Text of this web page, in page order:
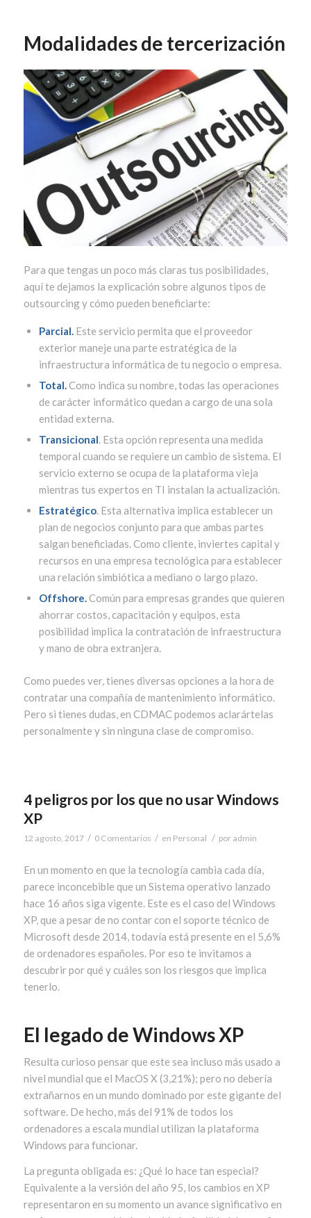
Modalidades de tercerización
Para que tengas un poco más claras tus posibilidades,
aquí te dejamos la explicación sobre algunos tipos de
outsourcing y cómo pueden beneficiarte:
Parcial. Este servicio permita que el proveedor
exterior maneje una parte estratégica de la
infraestructura informática de tu negocio o empresa.
Total.Como indica su nombre, todas las operaciones
de carácter informático quedan a cargo de una sola
entidad externa.
Transicional. Esta opción representa una medida
temporal cuando se requiere un cambio de sistema. El
servicio externo se ocupa de la plataforma vieja
mientras tus expertos en TI instalan la actualización.
Estratégico. Esta alternativa implica establecer un
plan de negocios conjunto para que ambas partes
salgan beneficiadas. Como cliente, inviertes capital y
recursos en una empresa tecnológica para establecer
una relación simbiótica a mediano o largo plazo.
Offshore.Común para empresas grandes que quieren
ahorrar costos, capacitación y equipos, esta
posibilidad implica la contratación de infraestructura
y mano de obra extranjera.
Como puedes ver, tienes diversas opciones a la hora de
contratar una compañía de mantenimiento informático.
Pero si tienes dudas, en CDMAC podemos aclarártelas
personalmente y sin ninguna clase de compromiso.
4 peligros por los que no usar Windows
XP
12 agosto, 2017 / 0 Comentarios / en Personal / por admin
En un momento en que la tecnología cambia cada día,
parece inconcebible que un Sistema operativo lanzado
hace 16 años siga vigente. Este es el caso del Windows
XP, que a pesar de no contar con el soporte técnico de
Microsoft desde 2014, todavía está presente en el 5,6%
de ordenadores españoles. Por eso te invitamos a
descubrir por qué y cuáles son los riesgos que implica
tenerlo.
El legado de Windows XP
Resulta curioso pensar que este sea incluso más usado a
nivel mundial que el MacOS X (3,21%); pero no debería
extrañarnos en un mundo dominado por este gigante del
software. De hecho, más del 91% de todos los
ordenadores a escala mundial utilizan la plataforma
Windows para funcionar.
La pregunta obligada es: ¿Qué lo hace tan especial?
Equivalente a la versión del año 95, los cambios en XP
representaron en su momento un avance significativo en